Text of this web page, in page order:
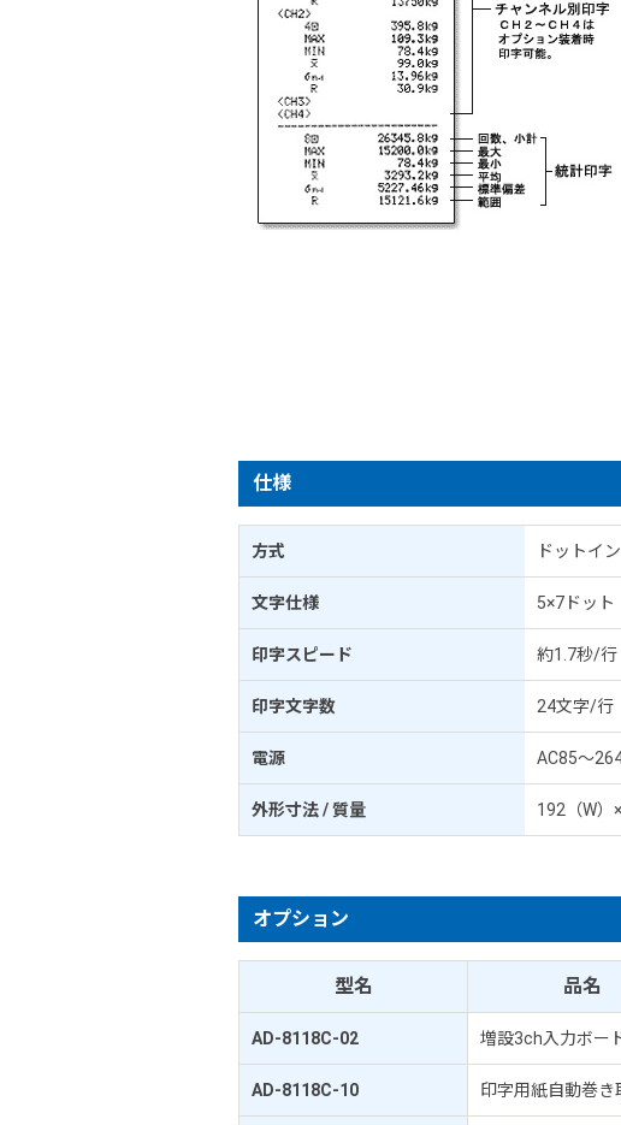
仕様
方式 ドットイ
文字仕様 5×7ドッ
印字スピード 約1.7秒/行
印字文字数 24文字/行
電源 AC85～
外形寸法 / 質量 192（W）
オプション
型名 品名
AD-8118C-02 増設3ch入力ボー
AD-8118C-10 印字用紙自動巻き